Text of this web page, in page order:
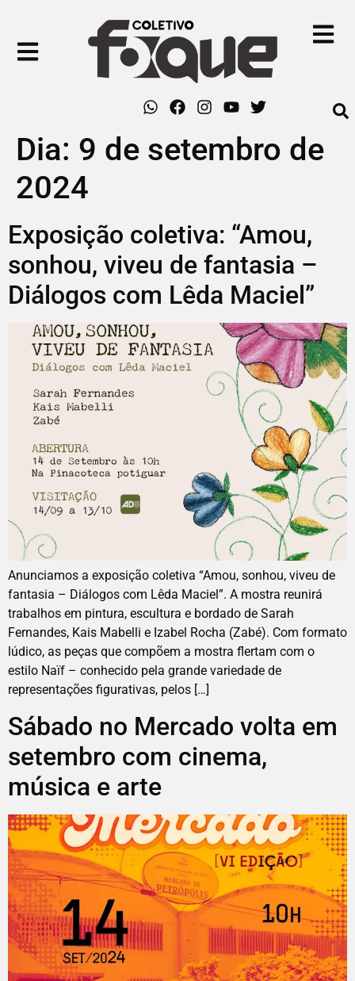
Dia: 9 de setembro de
2024
Exposição coletiva: “Amou,
sonhou, viveu de fantasia –
Diálogos com Lêda Maciel”
Anunciamos a exposição coletiva “Amou, sonhou, viveu de
fantasia – Diálogos com Lêda Maciel”. A mostra reunirá
trabalhos em pintura, escultura e bordado de Sarah
Fernandes, Kais Mabelli e Izabel Rocha (Zabé). Com formato
lúdico, as peças que compõem a mostra flertam com o
estilo Naïf – conhecido pela grande variedade de
representações figurativas, pelos […]
Sábado no Mercado volta em
setembro com cinema,
música e arte